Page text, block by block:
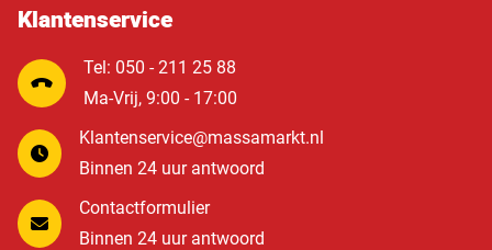
Klantenservice
Tel: 050 - 211 25 88
Ma-Vrij, 9:00 - 17:00
Klantenservice@massamarkt.nl
Binnen 24 uur antwoord
Contactformulier
Binnen 24 uur antwoord